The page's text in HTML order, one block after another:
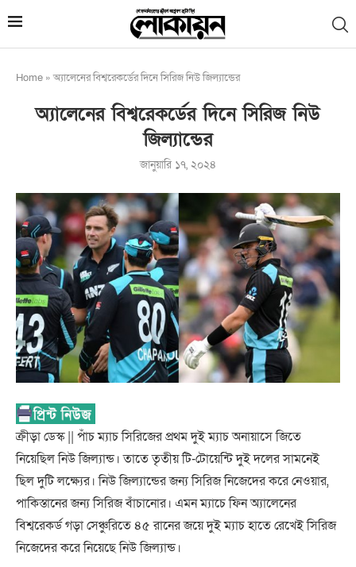
Home »অ্যালেনের বিশ্বরেকর্ডের দিনে সিরিজ নিউ জিল্যান্ডের
অ্যালেনের বিশ্বরেকর্ডের দিনে সিরিজ নিউ
জিল্যান্ডের
জানুয়ারি ১৭, ২০২৪
ক্রীড়া ডেস্ক || পাঁচ ম্যাচ সিরিজের প্রথম দুই ম্যাচ অনায়াসে জিতে
নিয়েছিল নিউ জিল্যান্ড। তাতে তৃতীয় টি-টোয়েন্টি দুই দলের সামনেই
ছিল দুটি লক্ষ্যের। নিউ জিল্যান্ডের জন্য সিরিজ নিজেদের করে নেওয়ার,
পাকিস্তানের জন্য সিরিজ বাঁচানোর। এমন ম্যাচে ফিন অ্যালেনের
বিশ্বরেকর্ড গড়া সেঞ্চুরিতে ৪৫ রানের জয়ে দুই ম্যাচ হাতে রেখেই সিরিজ
নিজেদের করে নিয়েছে নিউ জিল্যান্ড।